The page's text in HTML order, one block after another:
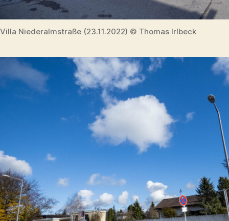
Villa Niederalmstraße (23.11.2022) © Thomas Irlbeck